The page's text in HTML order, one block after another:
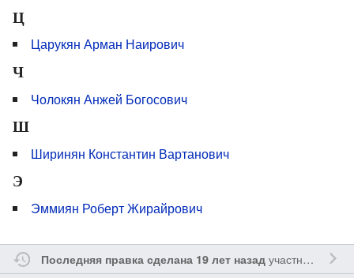
Ц
Царукян Арман Наирович
Ч
Чолокян Анжей Богосович
Ш
Ширинян Константин Вартанович
Э
Эммиян Роберт Жирайрович
Последняя правка сделана 19 лет назадучастником